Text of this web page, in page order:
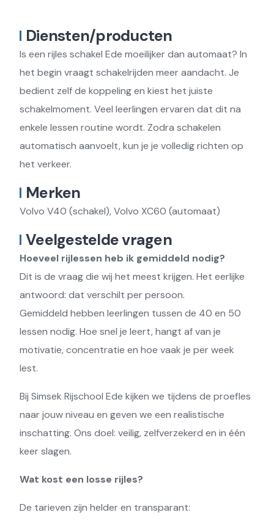
Diensten/producten
Is een rijles schakel Ede moeilijker dan automaat? In
het begin vraagt schakelrijden meer aandacht. Je
bedient zelf de koppeling en kiest het juiste
schakelmoment. Veel leerlingen ervaren dat dit na
enkele lessen routine wordt. Zodra schakelen
automatisch aanvoelt, kun je je volledig richten op
het verkeer.
Merken
Volvo V40 (schakel), Volvo XC60 (automaat)
Veelgestelde vragen
Hoeveel rijlessen heb ik gemiddeld nodig?
Dit is de vraag die wij het meest krijgen. Het eerlijke
antwoord: dat verschilt per persoon.
Gemiddeld hebben leerlingen tussen de 40 en 50
lessen nodig. Hoe snel je leert, hangt af van je
motivatie, concentratie en hoe vaak je per week
lest.
Bij Simsek Rijschool Ede kijken we tijdens de proefles
naar jouw niveau en geven we een realistische
inschatting. Ons doel: veilig, zelfverzekerd en in één
keer slagen.
Wat kost een losse rijles?
De tarieven zijn helder en transparant: